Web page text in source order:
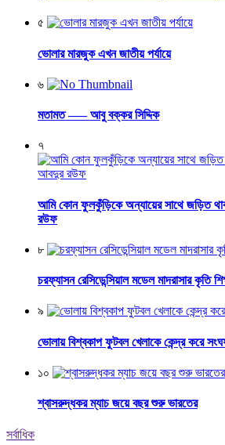
৫
ভোলার মারজুক এখন জাতীয় পর্যায়ে
৬
মতামত —– আবু বক্কর সিদ্দিক
৭
আমি কোন ফুলকুঁড়িকে অন্যায়ের সাথে জড়িত
রউফ
৮
চরফ্যাসন রেসিডেন্সিয়াল মডেল মাদরাসার কৃতি
৯
ভোলায় বিশ্বকাপ ফুটবল খেলাকে কেন্দ্র করে
১০
শ্বাসরুদ্ধকর ম্যাচ জয়ে বছর শুরু ভারতের
সর্বাধিক